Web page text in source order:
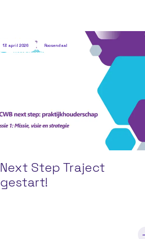
13 april 2026 Roosendaal
Next Step Traject
gestart!